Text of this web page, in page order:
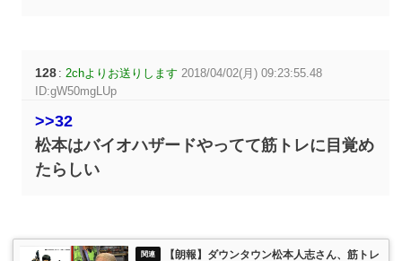
128 : 2chよりお送りします 2018/04/02(月) 09:23:55.48
ID:gW50mgLUp
>>32
松本はバイオハザードやってて筋トレに目覚め
たらしい
【朗報】ダウンタウン松本人志さん、筋トレ